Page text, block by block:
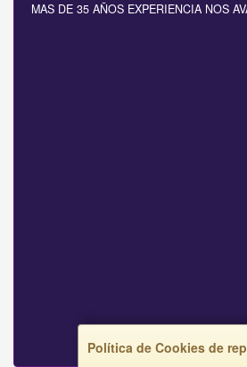
Política de Cookies de
MAS DE 35 AÑOS EXPERIENCIA NOS